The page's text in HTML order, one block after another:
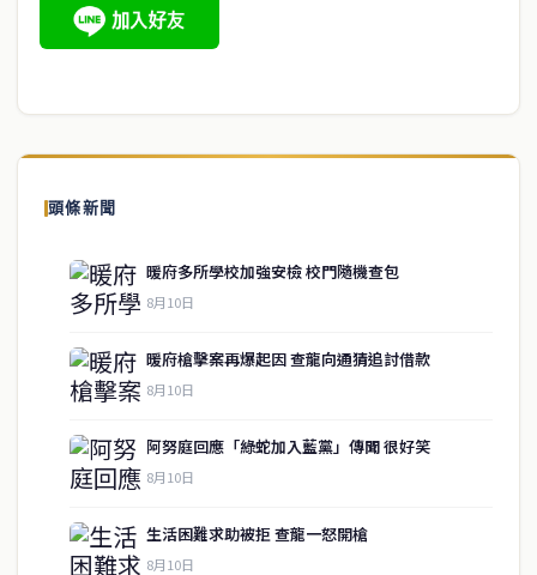
頭條新聞
暖府多所學校加強安檢 校門隨機查包
8月10日
暖府槍擊案再爆起因 查龍向通猜追討借款
8月10日
阿努庭回應「綠蛇加入藍黨」傳聞 很好笑
8月10日
生活困難求助被拒 查龍一怒開槍
8月10日
service@thaichinesenews.com